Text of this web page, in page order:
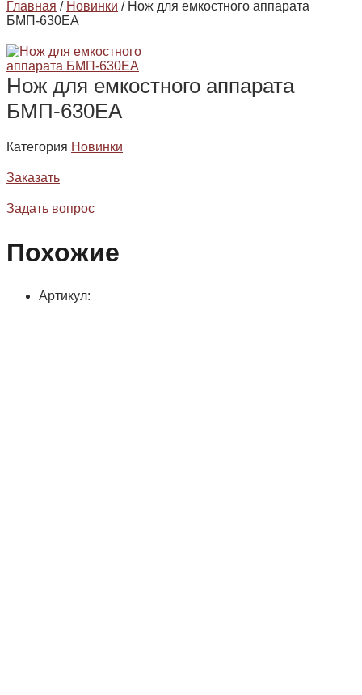
Главная / Новинки / Нож для емкостного аппарата
БМП-630ЕА
Нож для емкостного аппарата
БМП-630ЕА
Категория Новинки
Заказать
Задать вопрос
Похожие
Артикул: